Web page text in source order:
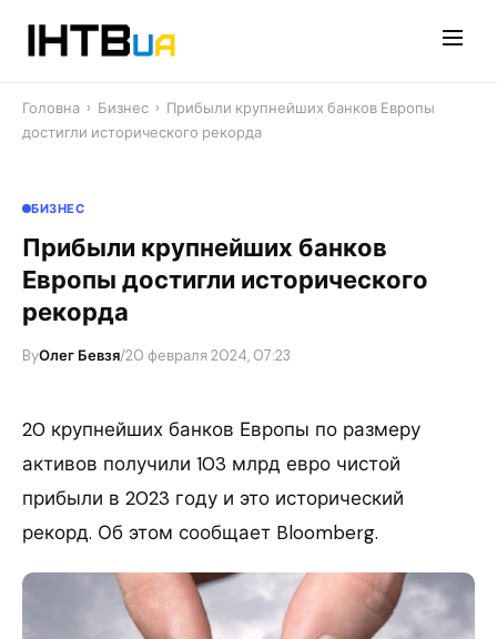
Головна › Бизнес › Прибыли крупнейших банков Европы
достигли исторического рекорда
БИЗНЕС
Прибыли крупнейших банков
Европы достигли исторического
рекорда
ByОлег Бевзя/20 февраля 2024, 07:23
20 крупнейших банков Европы по размеру
активов получили 103 млрд евро чистой
прибыли в 2023 году и это исторический
рекорд. Об этом сообщает Bloomberg.